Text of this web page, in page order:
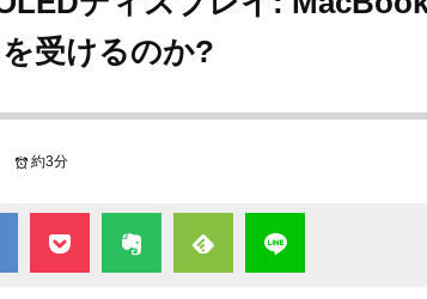
受けるのか?
約3分